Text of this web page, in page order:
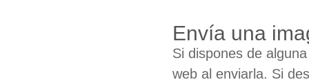
Envía una
Si dispones de
web al enviarla. Si